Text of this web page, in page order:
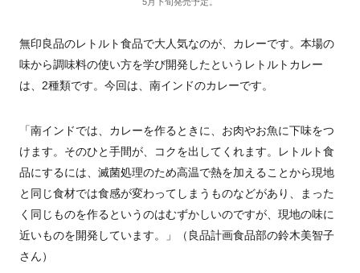
無印良品のレトルト食品で大人気なのが、カレーです。本場の
味から調味料の使い方を学び開発したというレトルトカレー
は、2種類です。今回は、南インドのカレーです。
「南インドでは、カレーを作るときに、お肉やお魚に下味をつ
けます。そのひと手間が、コクを出してくれます。レトルト食
品にするには、滅菌処理のため高温で熱を加えることから現地
と同じ食材では食感が変わってしまうものなどがあり、まった
く同じものを作るというのはむずかしいのですが、現地の味に
近いものを開発しています。」（良品計画食品部の鈴木美智子
さん）